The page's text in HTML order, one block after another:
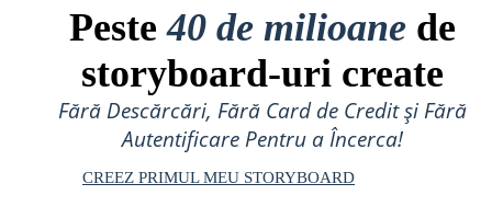
Peste40 de milioane de
storyboard-uri create
Fără Descărcări, Fără Card de Credit și Fără
Autentificare Pentru a Încerca!
CREEZ PRIMUL MEU STORYBOARD